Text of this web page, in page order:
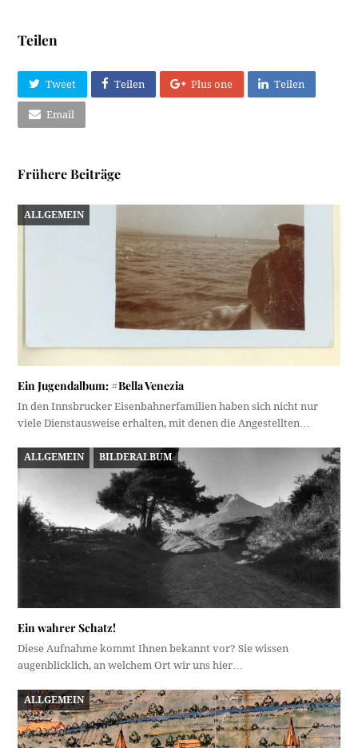
Teilen
Tweet Teilen Plus one Teilen
Email
Frühere Beiträge
ALLGEMEIN
Ein Jugendalbum: #Bella Venezia
In den Innsbrucker Eisenbahnerfamilien haben sich nicht nur
viele Dienstausweise erhalten, mit denen die Angestellten…
ALLGEMEIN BILDERALBUM
Ein wahrer Schatz!
Diese Aufnahme kommt Ihnen bekannt vor? Sie wissen
augenblicklich, an welchem Ort wir uns hier…
ALLGEMEIN